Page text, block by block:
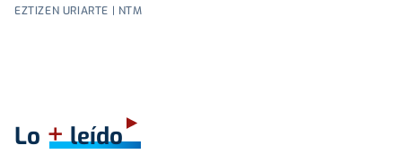
EZTIZEN URIARTE | NTM
Lo +leído